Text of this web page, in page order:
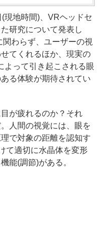
地時間)、VRヘッドセ
研究について発表し
わらず、ユーザーの視
てくれるほか、現実の
よって引き起こされる眼
る体験が期待されてい
が疲れるのか？それ
人間の視覚には、眼を
で対象の距離を認知す
て適切に水晶体を変形
能(調節)がある。